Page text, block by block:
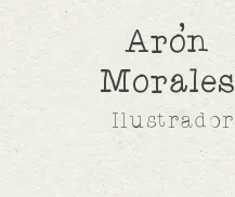
Aron
Morales
Ilustrador
,